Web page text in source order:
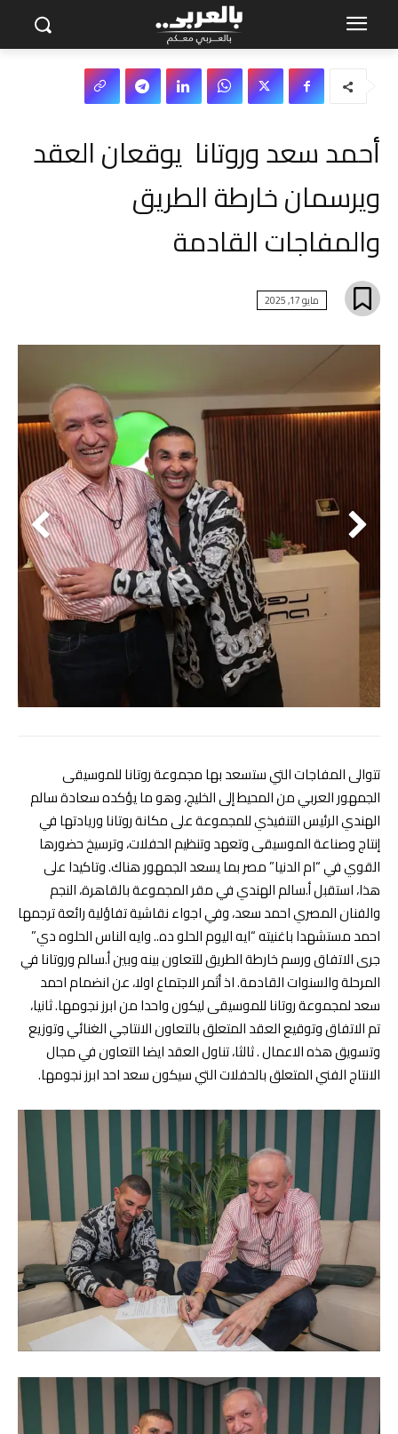
أحمد سعد وروتانا يوقعان العقد
ويرسمان خارطة الطريق
والمفاجات القادمة
مايو 17, 2025
تتوالى المفاجات التي ستسعد بها مجموعة روتانا للموسيقى
الجمهور العربي من المحيط إلى الخليج، وهو ما يؤكده سعادة سالم
الهندي الرئيس التنفيذي للمجموعة على مكانة روتانا وريادتها في
إنتاج وصناعة الموسيقى وتعهد وتنظيم الحفلات، وترسيخ حضورها
القوي في “ام الدنيا” مصر بما يسعد الجمهور هناك. وتاكيدا على
هذا، استقبل أ.سالم الهندي في مقر المجموعة بالقاهرة، النجم
والفنان المصري احمد سعد، وفي اجواء نقاشية تفاؤلية رائعة ترجمها
احمد مستشهدا باغنيته “ايه اليوم الحلو ده.. وايه الناس الحلوه دي”
جرى الاتفاق ورسم خارطة الطريق للتعاون بينه وبين أ.سالم وروتانا في
المرحلة والسنوات القادمة. اذ أثمر الاجتماع اولا، عن انضمام احمد
سعد لمجموعة روتانا للموسيقى ليكون واحدا من ابرز نجومها. ثانيا،
تم الاتفاق وتوقيع العقد المتعلق بالتعاون الانتاجي الغنائي وتوزيع
وتسويق هذه الاعمال . ثالثا، تناول العقد ايضا التعاون في مجال
الانتاج الفني المتعلق بالحفلات التي سيكون سعد احد ابرز نجومها.